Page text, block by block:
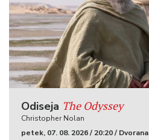
Odiseja The Odyssey
Christopher Nolan
petek, 07. 08. 2026 / 20:20 / Dvorana